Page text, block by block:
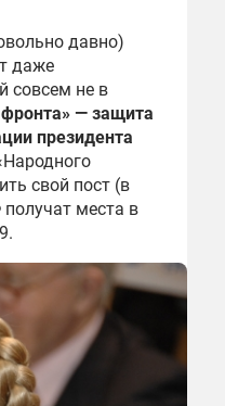
давно)
даже
совсем не в
— защита
президента
свой пост (в
места в